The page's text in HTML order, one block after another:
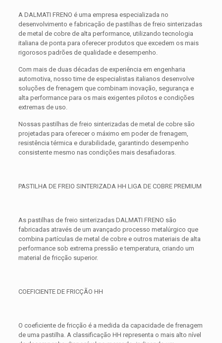
A DALMATI FRENO é uma empresa especializada no
desenvolvimento e fabricação de pastilhas de freio sinterizadas
de metal de cobre de alta performance, utilizando tecnologia
italiana de ponta para oferecer produtos que excedem os mais
rigorosos padrões de qualidade e desempenho.
Com mais de duas décadas de experiência em engenharia
automotiva, nosso time de especialistas italianos desenvolve
soluções de frenagem que combinam inovação, segurança e
alta performance para os mais exigentes pilotos e condições
extremas de uso.
Nossas pastilhas de freio sinterizadas de metal de cobre são
projetadas para oferecer o máximo em poder de frenagem,
resistência térmica e durabilidade, garantindo desempenho
consistente mesmo nas condições mais desafiadoras.
PASTILHA DE FREIO SINTERIZADA HH LIGA DE COBRE PREMIUM
As pastilhas de freio sinterizadas DALMATI FRENO são
fabricadas através de um avançado processo metalúrgico que
combina partículas de metal de cobre e outros materiais de alta
performance sob extrema pressão e temperatura, criando um
material de fricção superior.
COEFICIENTE DE FRICÇÃO HH
O coeficiente de fricção é a medida da capacidade de frenagem
de uma pastilha. A classificação HH representa o mais alto nível